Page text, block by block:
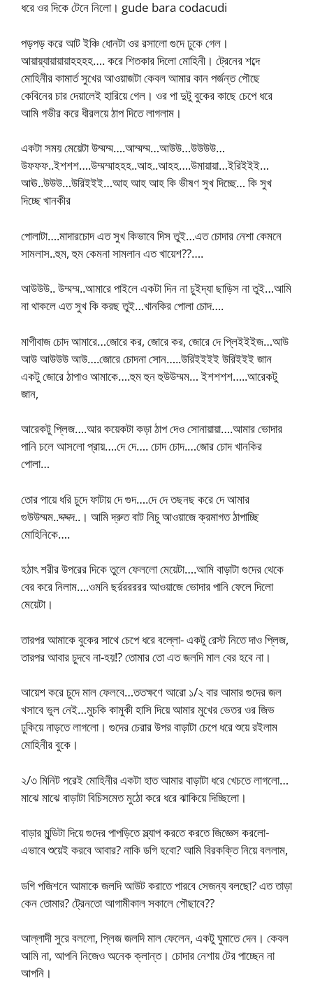
ধরে ওর দিকে টেনে নিলো। gude bara codacudi
পড়পড় করে আট ইঞ্চি ধোনটা ওর রসালো গুদে ঢুকে গেল।
আয়ায়্যায়ায়ায়াহহহহ…. করে শিতকার দিলো মোহিনী। ট্রেনের শব্দে
মোহিনীর কামার্ত সুখের আওয়াজটা কেবল আমার কান পর্জন্ত পৌছে
কেবিনের চার দেয়ালেই হারিয়ে গেল। ওর পা দুটু বুকের কাছে চেপে ধরে
আমি গভীর করে ধীরলয়ে ঠাপ দিতে লাগলাম।
একটা সময় মেয়েটা উম্মম্ম….আম্মম্ম…আউউ…উউউউ…
উফফফ..ইশশশ….উম্মম্মাহহহ..আহ..আহহ….উমায়ায়া…ইরিইইই…
আঊ..উউউ…উরিইইই…আহ আহ আহ কি ভীষণ সুখ দিচ্ছে… কি সুখ
দিচ্ছে খানকীর
পোলাটা….মাদারচোদ এত সুখ কিভাবে দিস তুই…এত চোদার নেশা কেমনে
সামলাস..হুম, হুম কেমনা সামলান এত খায়েশ??….
আউউউ.. উম্মম্ম..আমারে পাইলে একটা দিন না চুইদ্যা ছাড়িস না তুই…আমি
না থাকলে এত সুখ কি করছ তুই…খানকির পোলা চোদ….
মাগীবাজ চোদ আমারে…জোরে কর, জোরে কর, জোরে দে প্লিইইইজ…আউ
আউ আউউউ আউ….জোরে চোদনা সোন…..উরিইইইই উরিইইই জান
একটু জোরে ঠাপাও আমাকে….হুম হুন হুউউম্মম… ইশশশশ…..আরেকটু
জান,
আরেকটু প্লিজ….আর কয়েকটা কড়া ঠাপ দেও সোনায়ায়া….আমার ভোদার
পানি চলে আসলো প্রায়….দে দে…. চোদ চোদ.…জোর চোদ খানকির
পোলা…
তোর পায়ে ধরি চুদে ফাটায় দে গুদ….দে দে তছনছ করে দে আমার
গুউউম্মম..দ্দদ্দদ..। আমি দ্রুত বাট নিচু আওয়াজে ক্রমাগত ঠাপাচ্ছি
মোহিনিকে….
হঠাৎ শরীর উপরের দিকে তুলে ফেললো মেয়েটা….আমি বাড়াটা গুদের থেকে
বের করে নিলাম….ওমনি ছর্রররররর আওয়াজে ভোদার পানি ফেলে দিলো
মেয়েটা।
তারপর আমাকে বুকের সাথে চেপে ধরে বল্লো- একটু রেস্ট নিতে দাও প্লিজ,
তারপর আবার চুদবে না-হয়!? তোমার তো এত জলদি মাল বের হবে না।
আয়েশ করে চুদে মাল ফেলবে…ততক্ষণে আরো ১/২ বার আমার গুদের জল
খসাবে ভুল নেই…মুচকি কামুকী হাসি দিয়ে আমার মুখের ভেতর ওর জিভ
ঢুকিয়ে নাড়তে লাগলো। গুদের চেরার উপর বাড়াটা চেপে ধরে শুয়ে রইলাম
মোহিনীর বুকে।
২/৩ মিনিট পরেই মোহিনীর একটা হাত আমার বাড়াটা ধরে খেচতে লাগলো…
মাঝে মাঝে বাড়াটা বিচিসমেত মুঠো করে ধরে ঝাকিয়ে দিচ্ছিলো।
বাড়ার মুন্ডিটা দিয়ে গুদের পাপড়িতে স্ল্যাপ করতে করতে জিজ্ঞেস করলো-
এভাবে শুয়েই করবে আবার? নাকি ডগি হবো? আমি বিরকক্তি নিয়ে বললাম,
ডগি পজিশনে আমাকে জলদি আউট করাতে পারবে সেজন্য বলছো? এত তাড়া
কেন তোমার? ট্রেনতো আগামীকাল সকালে পৌছাবে??
আল্লাদী সুরে বললো, প্লিজ জলদি মাল ফেলেন, একটু ঘুমাতে দেন। কেবল
আমি না, আপনি নিজেও অনেক ক্লান্ত। চোদার নেশায় টের পাচ্ছেন না
আপনি।